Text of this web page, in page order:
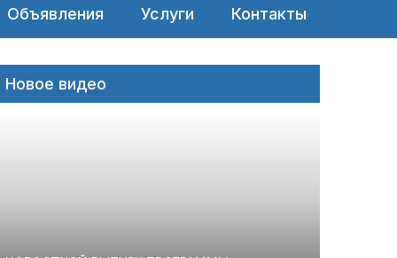
Объявления Услуги Контакты
Новое видео